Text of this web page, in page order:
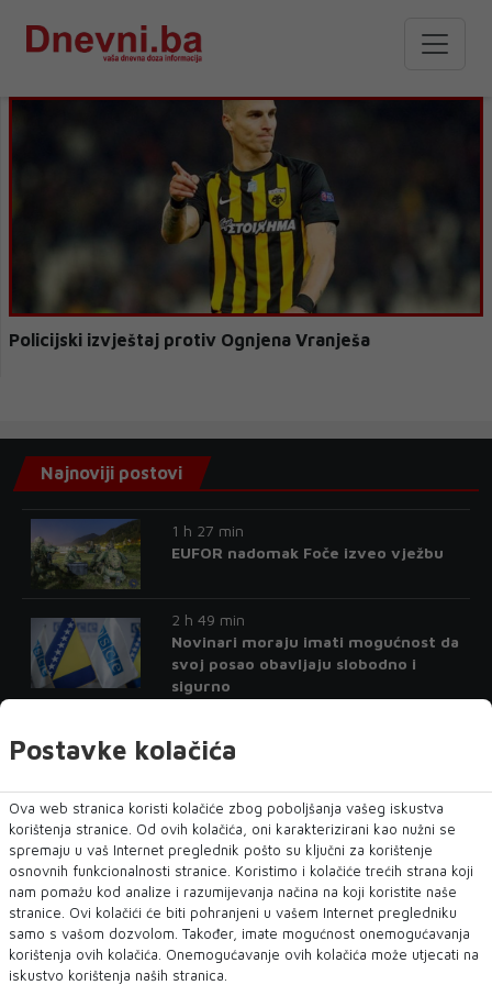
Policijski izvještaj protiv Ognjena Vranješa
Postavke kolačića
Ova web stranica koristi kolačiće zbog poboljšanja vašeg iskustva
korištenja stranice. Od ovih kolačića, oni karakterizirani kao nužni se
spremaju u vaš Internet preglednik pošto su ključni za korištenje
osnovnih funkcionalnosti stranice. Koristimo i kolačiće trećih strana koji
nam pomažu kod analize i razumijevanja načina na koji koristite naše
stranice. Ovi kolačići će biti pohranjeni u vašem Internet pregledniku
samo s vašom dozvolom. Također, imate mogućnost onemogućavanja
korištenja ovih kolačića. Onemogućavanje ovih kolačića može utjecati na
iskustvo korištenja naših stranica.
Najnoviji postovi
1 h 27 min
EUFOR nadomak Foče izveo vježbu
2 h 49 min
Novinari moraju imati mogućnost da
svoj posao obavljaju slobodno i
sigurno
Licemjerje u svom punom sjaju
3 h 29 min
Danas konferencija 'Položaj
konstitutivnih naroda i Ostalih u
institucijama u BiH'
3 h 35 min
Slovenska jazz rock supergrupa
Bregove dere premijerno u